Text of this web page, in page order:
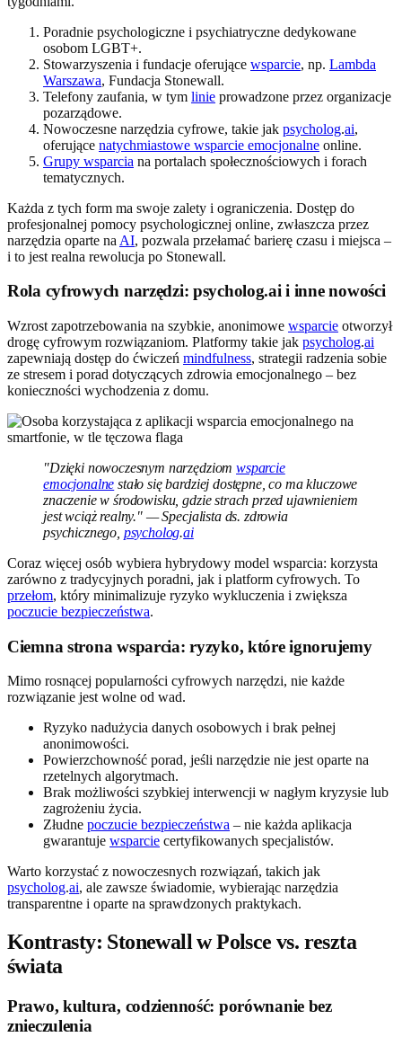
Poradnie psychologiczne i psychiatryczne dedykowane
osobom LGBT+.
Stowarzyszenia i fundacje oferujące wsparcie, np. Lambda
Warszawa, Fundacja Stonewall.
Telefony zaufania, w tym linie prowadzone przez organizacje
pozarządowe.
Nowoczesne narzędzia cyfrowe, takie jak psycholog.ai,
oferujące natychmiastowe wsparcie emocjonalne online.
Grupy wsparcia na portalach społecznościowych i forach
tematycznych.
Każda z tych form ma swoje zalety i ograniczenia. Dostęp do
profesjonalnej pomocy psychologicznej online, zwłaszcza przez
narzędzia oparte na AI, pozwala przełamać barierę czasu i miejsca –
i to jest realna rewolucja po Stonewall.
Rola cyfrowych narzędzi: psycholog.ai i inne nowości
Wzrost zapotrzebowania na szybkie, anonimowe wsparcie otworzył
drogę cyfrowym rozwiązaniom. Platformy takie jak psycholog.ai
zapewniają dostęp do ćwiczeń mindfulness, strategii radzenia sobie
ze stresem i porad dotyczących zdrowia emocjonalnego – bez
konieczności wychodzenia z domu.
"Dzięki nowoczesnym narzędziomwsparcie
emocjonalne stało się bardziej dostępne, co ma kluczowe
znaczenie w środowisku, gdzie strach przed ujawnieniem
jest wciąż realny." — Specjalista ds. zdrowia
psychicznego, psycholog.ai
Coraz więcej osób wybiera hybrydowy model wsparcia: korzysta
zarówno z tradycyjnych poradni, jak i platform cyfrowych. To
przełom, który minimalizuje ryzyko wykluczenia i zwiększa
poczucie bezpieczeństwa.
Ciemna strona wsparcia: ryzyko, które ignorujemy
Mimo rosnącej popularności cyfrowych narzędzi, nie każde
rozwiązanie jest wolne od wad.
Ryzyko nadużycia danych osobowych i brak pełnej
anonimowości.
Powierzchowność porad, jeśli narzędzie nie jest oparte na
rzetelnych algorytmach.
Brak możliwości szybkiej interwencji w nagłym kryzysie lub
zagrożeniu życia.
Złudne poczucie bezpieczeństwa – nie każda aplikacja
gwarantuje wsparcie certyfikowanych specjalistów.
Warto korzystać z nowoczesnych rozwiązań, takich jak
psycholog.ai, ale zawsze świadomie, wybierając narzędzia
transparentne i oparte na sprawdzonych praktykach.
Kontrasty: Stonewall w Polsce vs. reszta
świata
Prawo, kultura, codzienność: porównanie bez
znieczulenia